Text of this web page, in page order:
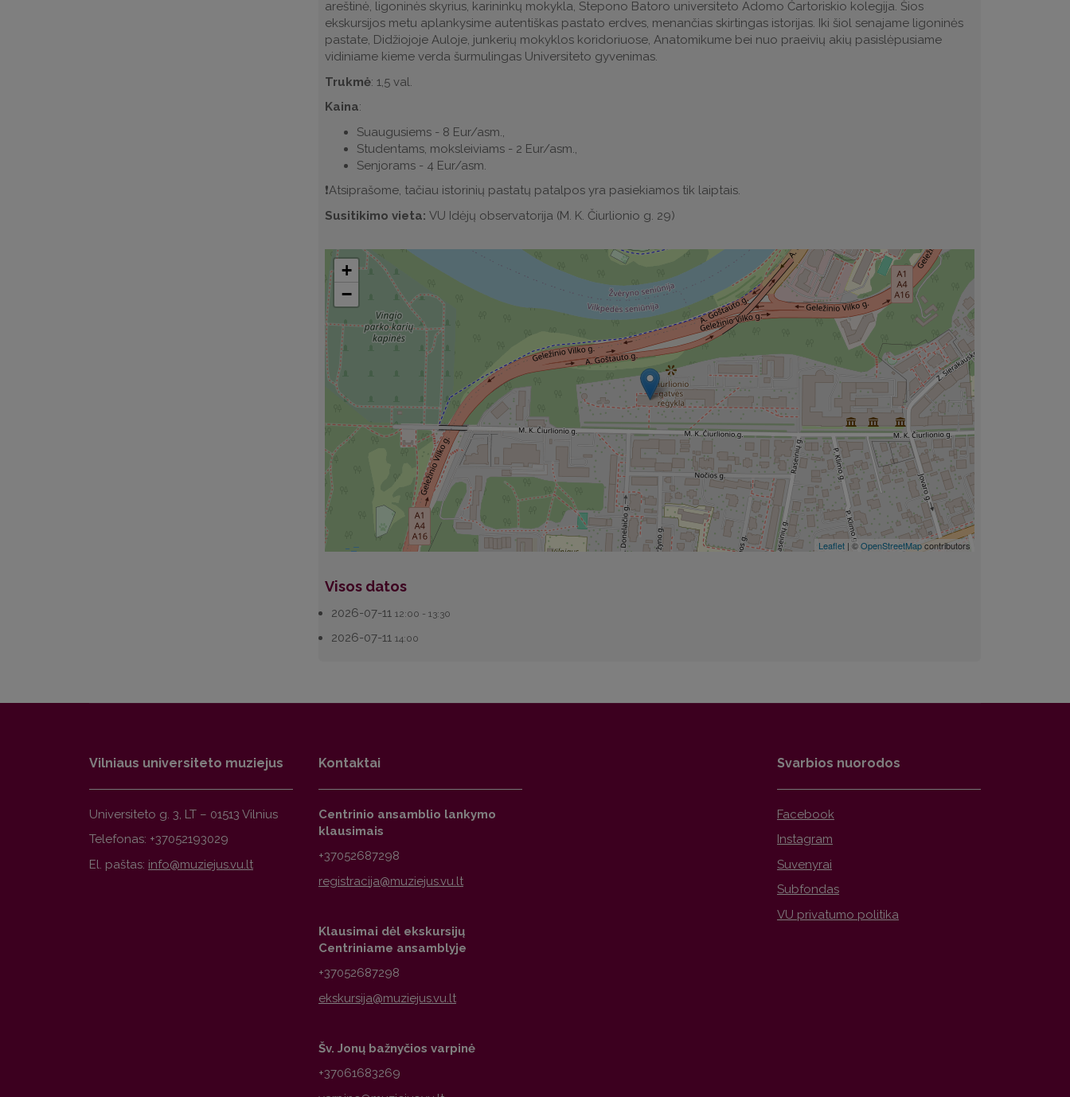
areštinė, ligoninės skyrius, karininkų mokykla, Stepono Batoro universiteto Adomo Čartoriskio kolegija. Šios
ekskursijos metu aplankysime autentiškas pastato erdves, menančias skirtingas istorijas. Iki šiol senajame ligoninės
pastate, Didžiojoje Auloje, junkerių mokyklos koridoriuose, Anatomikume bei nuo praeivių akių pasislėpusiame
vidiniame kieme verda šurmulingas Universiteto gyvenimas.
Trukmė: 1,5 val.
Kaina:
Suaugusiems - 8 Eur/asm.,
Studentams, moksleiviams - 2 Eur/asm.,
Senjorams - 4 Eur/asm.
❗️Atsiprašome, tačiau istorinių pastatų patalpos yra pasiekiamos tik laiptais.
Susitikimo vieta: VU Idėjų observatorija (M. K. Čiurlionio g. 29)
+
−
Leaflet| ©OpenStreetMapcontributors
Visos datos
2026-07-11 12:00 - 13:30
2026-07-1114:00
Vilniaus universiteto muziejus
Universiteto g. 3, LT – 01513 Vilnius
Telefonas: +37052193029
El. paštas:
Kontaktai
Centrinio ansamblio lankymo
klausimais
+37052687298
Klausimai dėl ekskursijų
Centriniame ansamblyje
+37052687298
Šv. Jonų bažnyčios varpinė
+37061683269
Svarbios nuorodos
Facebook
Instagram
Suvenyrai
Subfondas
VU privatumo politika